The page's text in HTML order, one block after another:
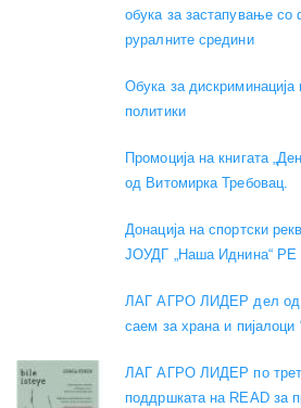
обука за застапување
руралните средини
Обука за
политики
Промоција на книгата
од Витомирка Требовац.
Донација на спортски
ЈОУДГ „Наша Иднина“ РЕ
ЛАГ АГРО ЛИДЕР дел од
саем за храна и пијалоци
ЛАГ АГРО ЛИДЕР по трет
поддршката на READ за